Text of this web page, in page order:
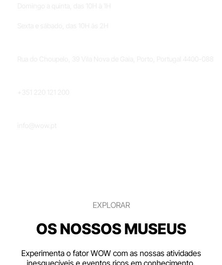
EXPLORAR
OS NOSSOS MUSEUS
Experimenta o fator WOW com as nossas atividades
inesquecíveis e eventos ricos em conhecimento.